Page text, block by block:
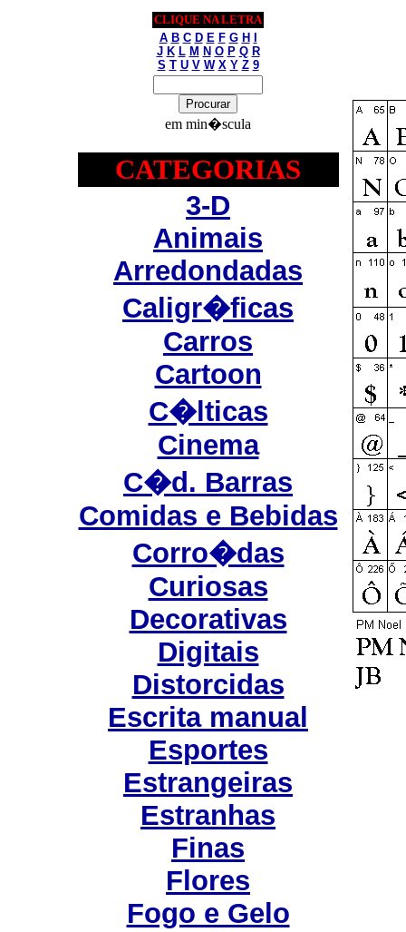
CLIQUE NA LETRA
A B C D E F G H
J K L M N O P Q R
S T U V W X Y Z 9
em min�scula
CATEGORIAS
3-D
Animais
Arredondadas
Caligr�ficas
Carros
Cartoon
C�lticas
Cinema
C�d. Barras
Comidas e Bebidas
Corro�das
Curiosas
Decorativas
Digitais
Distorcidas
Escrita manual
Esportes
Estrangeiras
Estranhas
Finas
Flores
Fogo e Gelo